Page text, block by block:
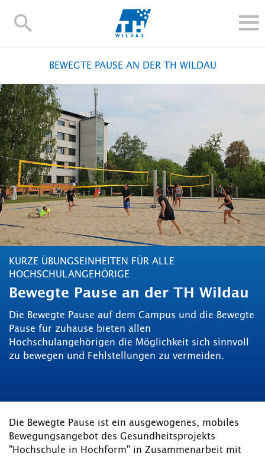
TH-
FORSCHUNG UND TRANSFER
ALUMNI
HOCHSCHULE
INTERNATIONAL
BESCHÄFTIGTE
Blogs Kontakt und Anfahrt Webmail Moodle
TH Online-Portal Personensuche English
BEWEGTE PAUSE AN DER TH WILDAU
KURZE ÜBUNGSEINHEITEN FÜR ALLE
HOCHSCHULANGEHÖRIGE
Bewegte Pause an der TH Wildau
Die Bewegte Pause auf dem Campus und die Bewegte
Pause für zuhause bieten allen
Hochschulangehörigen die Möglichkeit sich sinnvoll
zu bewegen und Fehlstellungen zu vermeiden.
Die Bewegte Pause ist ein ausgewogenes, mobiles
Bewegungsangebot des Gesundheitsprojekts
"Hochschule in Hochform" in Zusammenarbeit mit